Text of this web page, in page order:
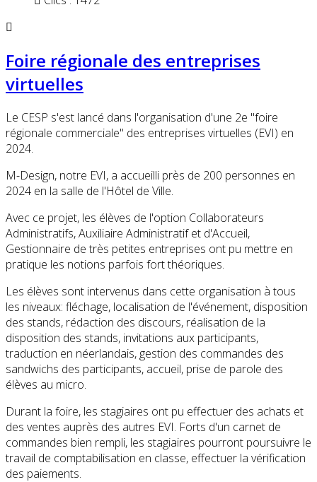
Foire régionale des entreprises
virtuelles
Le CESP s'est lancé dans l'organisation d'une 2e "foire
régionale commerciale" des entreprises virtuelles (EVI) en
2024.
M-Design, notre EVI, a accueilli près de 200 personnes en
2024 en la salle de l'Hôtel de Ville.
Avec ce projet, les élèves de l'option Collaborateurs
Administratifs, Auxiliaire Administratif et d'Accueil,
Gestionnaire de très petites entreprises ont pu mettre en
pratique les notions parfois fort théoriques.
Les élèves sont intervenus dans cette organisation à tous
les niveaux: fléchage, localisation de l'événement, disposition
des stands, rédaction des discours, réalisation de la
disposition des stands, invitations aux participants,
traduction en néerlandais, gestion des commandes des
sandwichs des participants, accueil, prise de parole des
élèves au micro.
Durant la foire, les stagiaires ont pu effectuer des achats et
des ventes auprès des autres EVI. Forts d'un carnet de
commandes bien rempli, les stagiaires pourront poursuivre le
travail de comptabilisation en classe, effectuer la vérification
des paiements.